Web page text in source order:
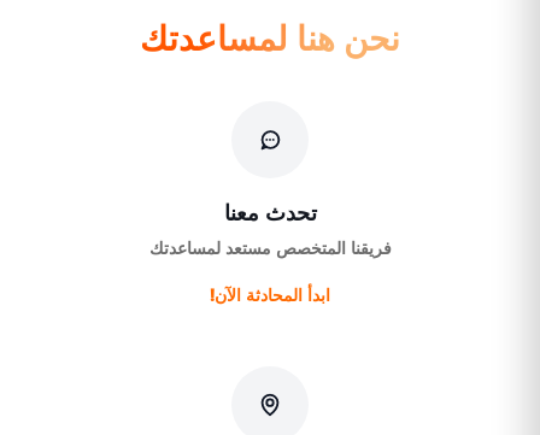
نحن هنا لمساعدتك
تحدث معنا
فريقنا المتخصص مستعد لمساعدتك
ابدأ المحادثة الآن!